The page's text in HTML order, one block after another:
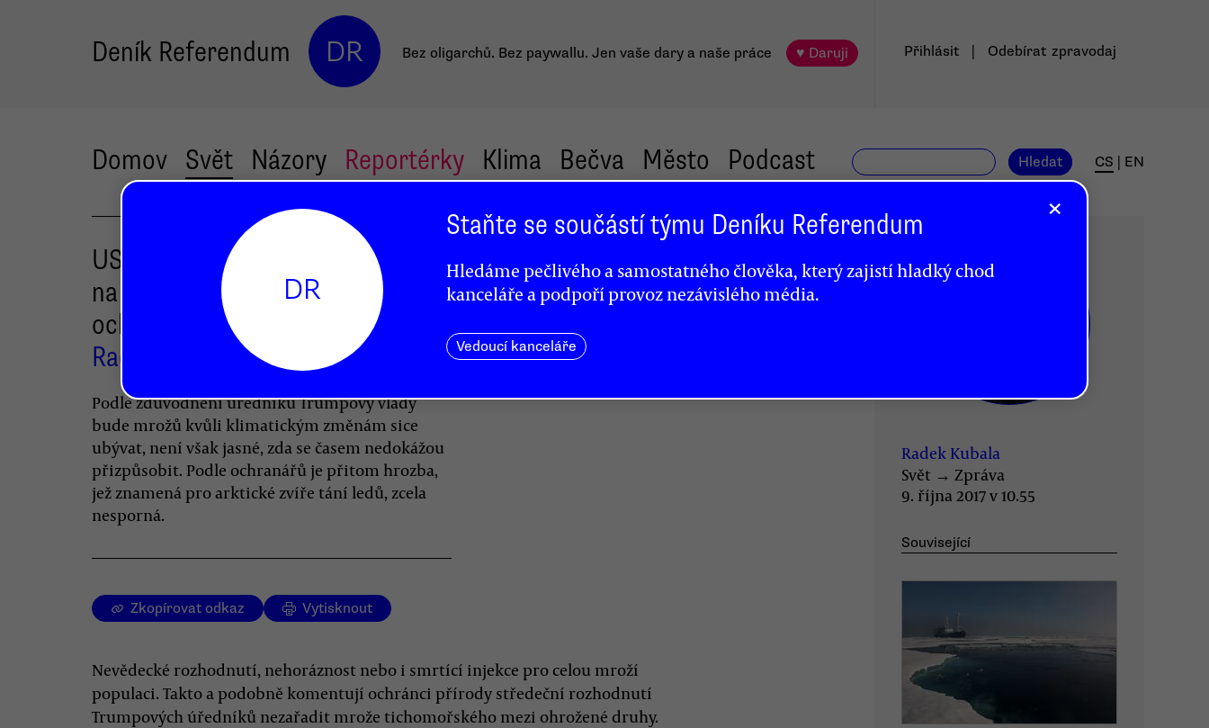
Deník Referendum DR Bez oligarchů. Bez paywallu. Jen vaše dary a naše práce ♥ Daruji Přihlásit Odebírat zpravodaj
Domov Svět Názory Reportérky Klima Bečva Město Podcast Hledat CS EN
USA odmítly zařadit mrože
na seznam ohrožených druhů,
ochránci běsní
Radek Kubala
Podle zdůvodnění úředníků Trumpovy vlády
bude mrožů kvůli klimatickým změnám sice
ubývat, není však jasné, zda se časem nedokážou
přizpůsobit. Podle ochranářů je přitom hrozba,
jež znamená pro arktické zvíře tání ledů, zcela
nesporná.
Zkopírovat odkaz Vytisknout
Nevědecké rozhodnutí, nehoráznost nebo i smrtící injekce pro celou mroží
populaci. Takto a podobně komentují ochránci přírody středeční rozhodnutí
Trumpových úředníků nezařadit mrože tichomořského mezi ohrožené druhy.
Radek Kubala
Svět → Zpráva
9. října 2017 v 10.55
Související
×
DR
Staňte se součástí týmu Deníku Referendum
Hledáme pečlivého a samostatného člověka, který zajistí hladký chod
kanceláře a podpoří provoz nezávislého média.
Vedoucí kanceláře